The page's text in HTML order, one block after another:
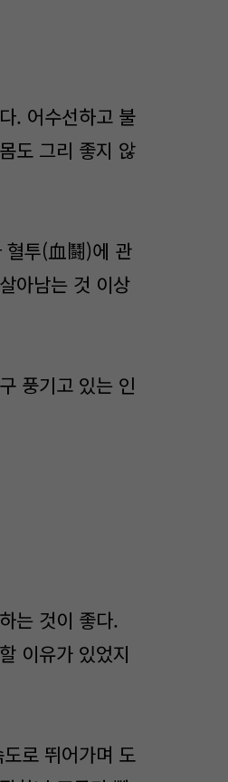
. 어수선하고 불
도 그리 좋지 않
혈투(血鬪)에 관
아남는 것 이상
풍기고 있는 인
는 것이 좋다.
이유가 있었지
로 뛰어가며 도